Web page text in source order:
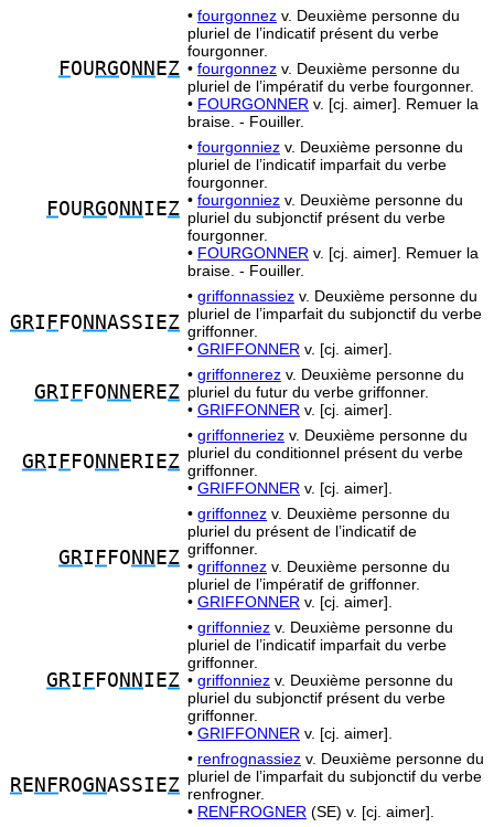
FOU RGO NN EZ
• fourgonnez v. Deuxième personne du
pluriel de l’indicatif présent du verbe
fourgonner.
• fourgonnez v. Deuxième personne du
pluriel de l’impératif du verbe fourgonner.
• FOURGONNER v. [cj. aimer]. Remuer la
braise. - Fouiller.
FOU RGO NN IEZ
• fourgonniez v. Deuxième personne du
pluriel de l’indicatif imparfait du verbe
fourgonner.
• fourgonniez v. Deuxième personne du
pluriel du subjonctif présent du verbe
fourgonner.
• FOURGONNER v. [cj. aimer]. Remuer la
braise. - Fouiller.
GRI F FO NNASSIEZ
• griffonnassiez v. Deuxième personne du
pluriel de l’imparfait du subjonctif du verbe
griffonner.
• GRIFFONNER v. [cj. aimer].
GRI F FO NN EREZ
• griffonnerez v. Deuxième personne du
pluriel du futur du verbe griffonner.
• GRIFFONNER v. [cj. aimer].
GRI F FO NN ERIEZ
• griffonneriez v. Deuxième personne du
pluriel du conditionnel présent du verbe
griffonner.
• GRIFFONNER v. [cj. aimer].
GRI F FO NN EZ
• griffonnez v. Deuxième personne du
pluriel du présent de l’indicatif de
griffonner.
• griffonnez v. Deuxième personne du
pluriel de l’impératif de griffonner.
• GRIFFONNER v. [cj. aimer].
GRI F FO NN IEZ
• griffonniez v. Deuxième personne du
pluriel de l’indicatif imparfait du verbe
griffonner.
• griffonniez v. Deuxième personne du
pluriel du subjonctif présent du verbe
griffonner.
• GRIFFONNER v. [cj. aimer].
RE NF ROGNASSIEZ
• renfrognassiez v. Deuxième personne du
pluriel de l’imparfait du subjonctif du verbe
renfrogner.
• RENFROGNER (SE) v. [cj. aimer].